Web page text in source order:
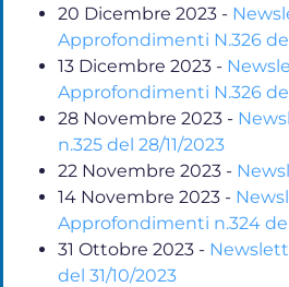
20 Dicembre 2023 -
Approfondimenti N.326
13 Dicembre 2023 -
Approfondimenti N.326
28 Novembre 2023 -
n.325 del 28/11/2023
22 Novembre 2023 -
14 Novembre 2023 -
Approfondimenti n.324
31 Ottobre 2023 -
del 31/10/2023